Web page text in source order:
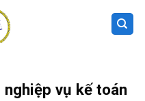
vụ kế toán